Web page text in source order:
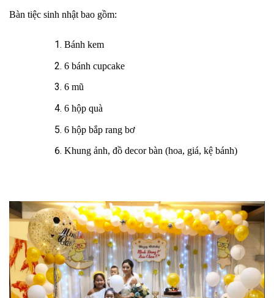
Bàn tiệc sinh nhật bao gồm:
Bánh kem
6 bánh cupcake
6 mũ
6 hộp quà
6 hộp bắp rang bơ
Khung ảnh, đồ decor bàn (hoa, giá, kệ bánh)